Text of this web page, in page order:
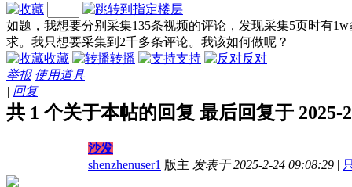
如题，我想要分别采集135条视频的评论，发现采集5页时有
求。我只想要采集到2千多条评论。我该如何做呢？
收藏
转播 支持
反对
举报 使用道具
| 回复
共 1 个关于本帖的回复 最后回复于 2025-
沙发
shenzhenuser1 版主 发表于 2025-2-24 09:08:29 |